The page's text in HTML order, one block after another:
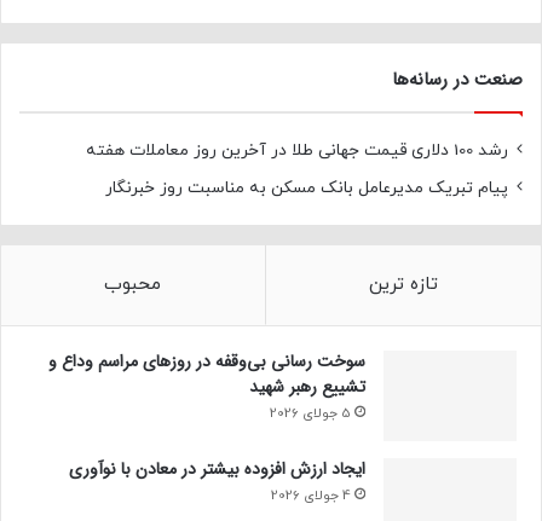
صنعت در رسانه‌ها
رشد 100 دلاری قیمت جهانی طلا در آخرین روز معاملات هفته
پیام تبریک مدیرعامل بانک مسکن به مناسبت روز خبرنگار
تازه ترین محبوب
سوخت رسانی بی‌وقفه در روز‌های مراسم وداع و
تشییع رهبر شهید
5 جولای 2026
ایجاد ارزش افزوده بیشتر در معادن با نوآوری
4 جولای 2026